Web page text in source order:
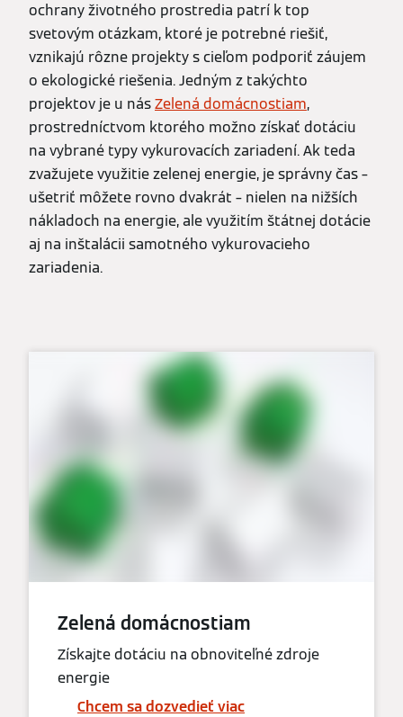
ochrany životného prostredia patrí k top
svetovým otázkam, ktoré je potrebné riešiť,
vznikajú rôzne projekty s cieľom podporiť záujem
o ekologické riešenia. Jedným z takýchto
projektov je u násZelená domácnostiam,
prostredníctvom ktorého možno získať dotáciu
na vybrané typy vykurovacích zariadení. Ak teda
zvažujete využitie zelenej energie, je správny čas –
ušetriť môžete rovno dvakrát – nielen na nižších
nákladoch na energie, ale využitím štátnej dotácie
aj na inštalácii samotného vykurovacieho
zariadenia.
Zelená domácnostiam
Získajte dotáciu na obnoviteľné zdroje
energie
Chcem sa dozvedieť viac